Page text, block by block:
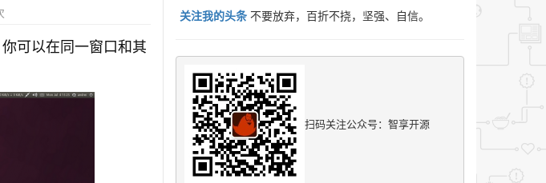
可以在同一窗口和其
关注我的头条 不要放弃，百折不挠，坚强、自信。
扫码关注公众号：智享开源